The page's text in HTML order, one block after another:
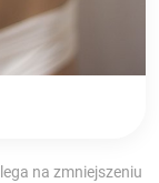
na zmniejszeniu